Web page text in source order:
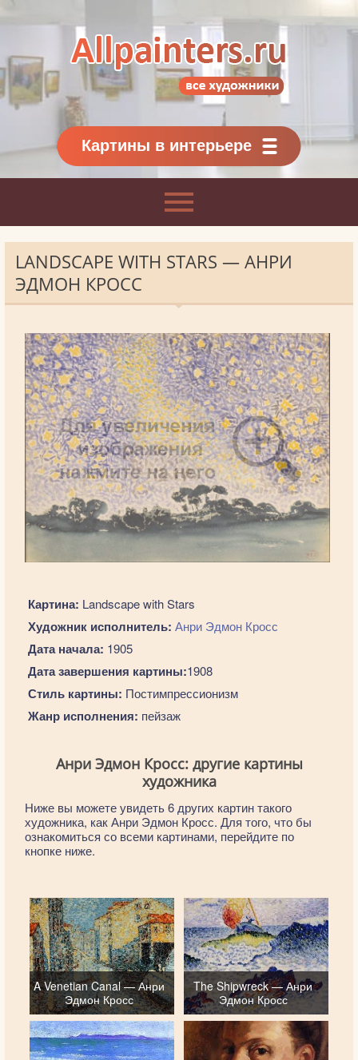
Картины классиков
и современников
Картины в интерьере
LANDSCAPE WITH STARS — АНРИ
ЭДМОН КРОСС
Картина: Landscape with Stars
Художник исполнитель: Анри Эдмон Кросс
Дата начала: 1905
Дата завершения картины:1908
Стиль картины: Постимпрессионизм
Жанр исполнения: пейзаж
Анри Эдмон Кросс: другие картины
художника
Ниже вы можете увидеть 6 других картин такого
художника, как Анри Эдмон Кросс. Для того, что бы
ознакомиться со всеми картинами, перейдите по
кнопке ниже.
A Venetian Canal — Анри
Эдмон Кросс
The Shipwreck — Анри
Эдмон Кросс